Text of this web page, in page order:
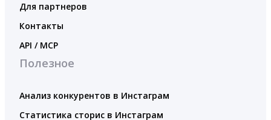
Для партнеров
Контакты
API / MCP
Полезное
Анализ конкурентов в Инстаграм
Статистика сторис в Инстаграм